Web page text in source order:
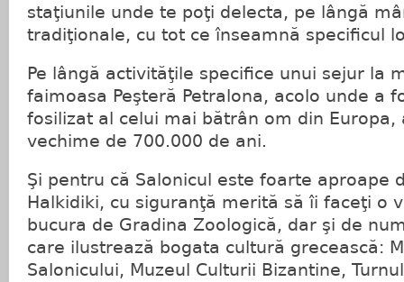
staţiunile unde te poţi delecta, pe lângă
tradiţionale, cu tot ce înseamnă specificul
Pe lângă activităţile specifice unui sejur la
faimoasa Peşteră Petralona, acolo unde a
fosilizat al celui mai bătrân om din Europa,
vechime de 700.000 de ani.
Şi pentru că Salonicul este foarte aproape
Halkidiki, cu siguranţă merită să îi faceţi o
bucura de Gradina Zoologică, dar şi de
care ilustrează bogata cultură grecească:
Salonicului, Muzeul Culturii Bizantine,